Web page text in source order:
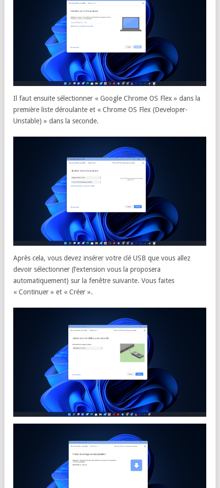
Il faut ensuite sélectionner « Google Chrome OS Flex » dans la
première liste déroulante et « Chrome OS Flex (Developer-
Unstable) » dans la seconde.
Après cela, vous devez insérer votre clé USB que vous allez
devoir sélectionner (l’extension vous la proposera
automatiquement) sur la fenêtre suivante. Vous faites
« Continuer » et « Créer ».